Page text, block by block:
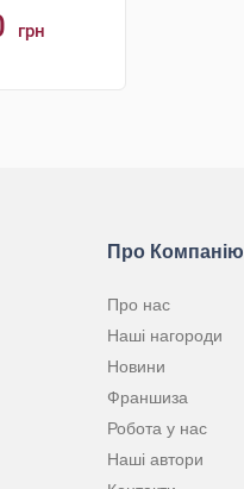
грн
Про Компанію
Про нас
Наші нагороди
Новини
Франшиза
Робота у нас
Наші автори